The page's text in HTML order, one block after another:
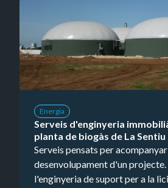
Energia
Serveis d'enginyeria
planta de biogàs de La Sentiu
Serveis pensats per
desenvolupament d'un projecte.
l'enginyeria de suport per a la